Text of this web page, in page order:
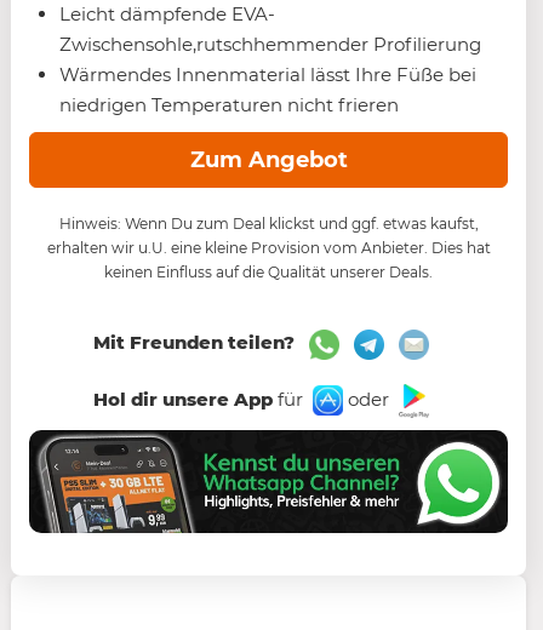
Leicht dämpfende EVA-
Zwischensohle,rutschhemmender Profilierung
Wärmendes Innenmaterial lässt Ihre Füße bei
niedrigen Temperaturen nicht frieren
Zum Angebot
Hinweis: Wenn Du zum Deal klickst und ggf. etwas kaufst,
erhalten wir u.U. eine kleine Provision vom Anbieter. Dies hat
keinen Einfluss auf die Qualität unserer Deals.
Mit Freunden teilen?
Hol dir unsere Appfür oder